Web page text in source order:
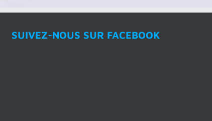
SUIVEZ-NOUS SUR FACEBOOK